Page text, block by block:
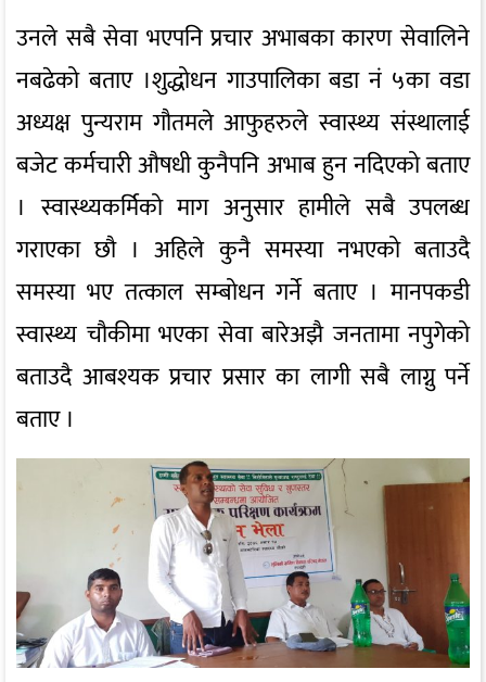
उनले सबै सेवा भएपनि प्रचार अभाबका कारण सेवालिने
नबढेको बताए ।शुद्धोधन गाउपालिका बडा नं ५का वडा
अध्यक्ष पुन्यराम गौतमले आफुहरुले स्वास्थ्य संस्थालाई
बजेट कर्मचारी औषधी कुनैपनि अभाब हुन नदिएको बताए
। स्वास्थ्यकर्मिको माग अनुसार हामीले सबै उपलब्ध
गराएका छौ । अहिले कुनै समस्या नभएको बताउदै
समस्या भए तत्काल सम्बोधन गर्ने बताए । मानपकडी
स्वास्थ्य चौकीमा भएका सेवा बारेअझै जनतामा नपुगेको
बताउदै आबश्यक प्रचार प्रसार का लागी सबै लाग्नु पर्ने
बताए ।